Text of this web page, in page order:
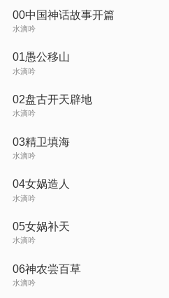
00中国神话故事开篇
水滴吟
01愚公移山
水滴吟
02盘古开天辟地
水滴吟
03精卫填海
水滴吟
04女娲造人
水滴吟
05女娲补天
水滴吟
06神农尝百草
水滴吟